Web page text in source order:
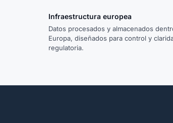
Infraestructura europea
Datos procesados y almacenados
Europa, diseñados para control y
regulatoria.